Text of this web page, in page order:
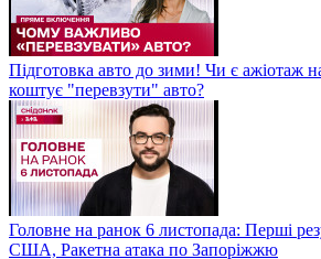
Підготовка авто до зими! Чи є ажіотаж
коштує "перевзути" авто?
Головне на ранок 6 листопада: Перші
США, Ракетна атака по Запоріжжю